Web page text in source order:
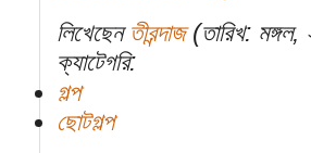
লিখেছেন তীরন্দাজ(তারিখ:
ক্যাটেগরি:
গল্প
ছোটগল্প